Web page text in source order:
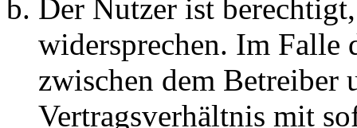
Der Nutzer ist
widersprechen. Im Falle
zwischen dem Betreiber
Vertragsverhältnis mit